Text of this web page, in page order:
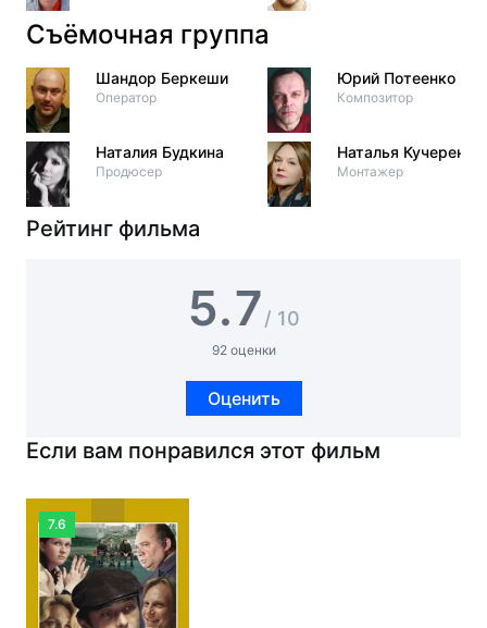
Съёмочная группа
Шандор Беркеши
Оператор
Наталия Будкина
Продюсер
Юрий Потеенко
Композитор
Наталья Кучеренко
Монтажер
Рейтинг фильма
5.7/ 10
92 оценки
Оценить
Если вам понравился этот фильм
7.6